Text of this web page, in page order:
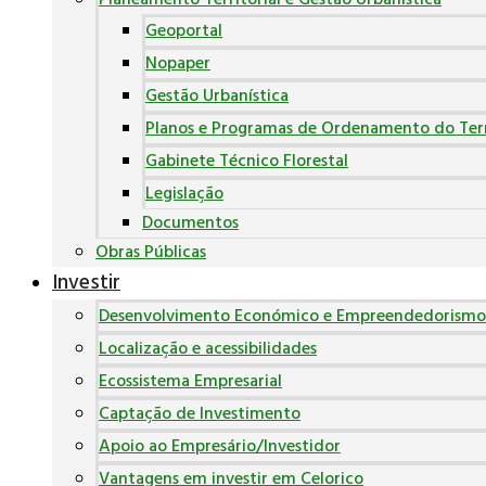
Geoportal
Nopaper
Gestão Urbanística
Planos e Programas de Ordenamento do
Gabinete Técnico Florestal
Legislação
Documentos
Obras Públicas
Investir
Desenvolvimento Económico e Empreendedorismo
Localização e acessibilidades
Ecossistema Empresarial
Captação de Investimento
Apoio ao Empresário/Investidor
Vantagens em investir em Celorico